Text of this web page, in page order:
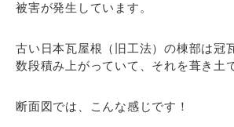
被害が発生しています。
古い日本瓦屋根（旧工法）の棟部は冠
数段積み上がっていて、それを葺き土
断面図では、こんな感じです！